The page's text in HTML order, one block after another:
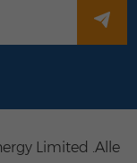
Limited .Alle